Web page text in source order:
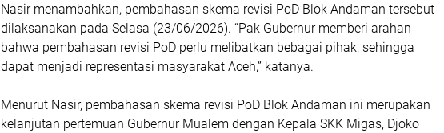
Nasir menambahkan, pembahasan skema revisi PoD Blok Andaman tersebut
dilaksanakan pada Selasa (23/06/2026). “Pak Gubernur memberi arahan
bahwa pembahasan revisi PoD perlu melibatkan bebagai pihak, sehingga
dapat menjadi representasi masyarakat Aceh,” katanya.
Menurut Nasir, pembahasan skema revisi PoD Blok Andaman ini merupakan
kelanjutan pertemuan Gubernur Mualem dengan Kepala SKK Migas, Djoko